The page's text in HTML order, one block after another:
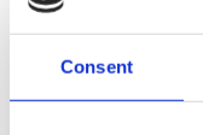
Consent
3D-CAD-Modelle
Engineering-